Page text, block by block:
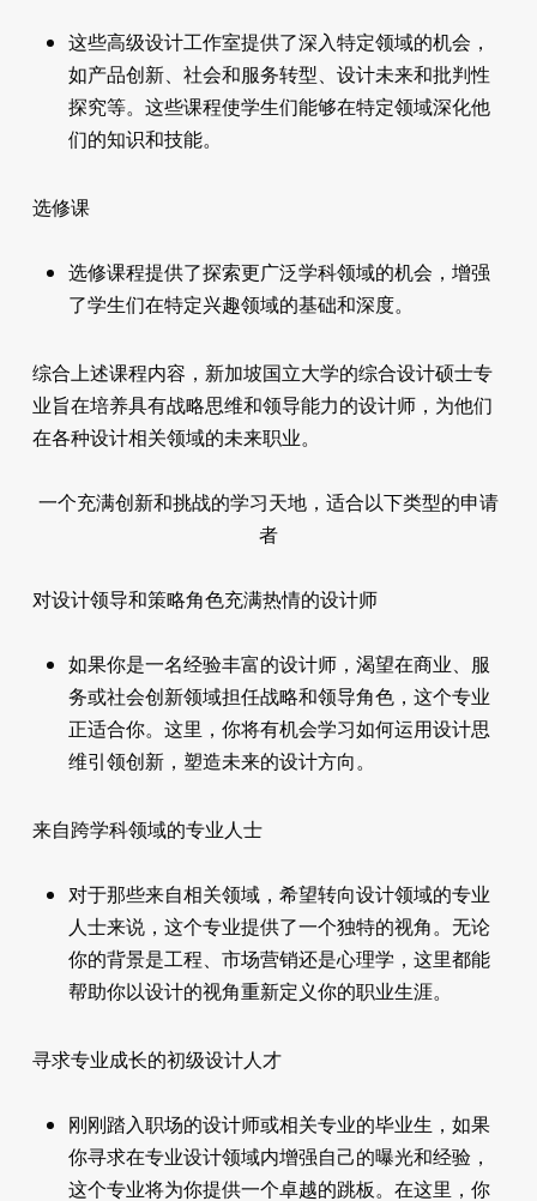
这些高级设计工作室提供了深入特定领域的机会，
如产品创新、社会和服务转型、设计未来和批判性
探究等。这些课程使学生们能够在特定领域深化他
们的知识和技能。
选修课
选修课程提供了探索更广泛学科领域的机会，增强
了学生们在特定兴趣领域的基础和深度。
综合上述课程内容，新加坡国立大学的综合设计硕士专
业旨在培养具有战略思维和领导能力的设计师，为他们
在各种设计相关领域的未来职业。
一个充满创新和挑战的学习天地，适合以下类型的申请
者
对设计领导和策略角色充满热情的设计师
如果你是一名经验丰富的设计师，渴望在商业、服
务或社会创新领域担任战略和领导角色，这个专业
正适合你。这里，你将有机会学习如何运用设计思
维引领创新，塑造未来的设计方向。
来自跨学科领域的专业人士
对于那些来自相关领域，希望转向设计领域的专业
人士来说，这个专业提供了一个独特的视角。无论
你的背景是工程、市场营销还是心理学，这里都能
帮助你以设计的视角重新定义你的职业生涯。
寻求专业成长的初级设计人才
刚刚踏入职场的设计师或相关专业的毕业生，如果
你寻求在专业设计领域内增强自己的曝光和经验，
这个专业将为你提供一个卓越的跳板。在这里，你